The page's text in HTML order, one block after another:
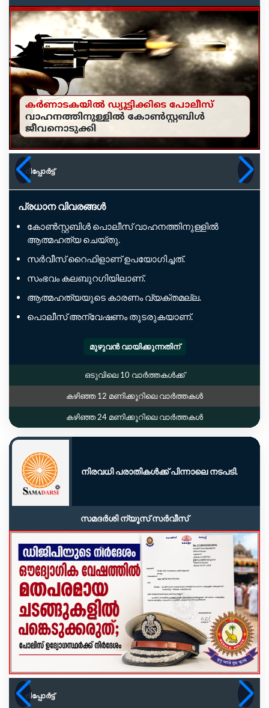
റിപ്പോര്‍ട്ട്
പ്രധാന വിവരങ്ങൾ
കോൺസ്റ്റബിൾ പൊലീസ് വാഹനത്തിനുള്ളിൽ
ആത്മഹത്യ ചെയ്തു.
സർവീസ് റൈഫിളാണ് ഉപയോഗിച്ചത്.
സംഭവം കലബുറഗിയിലാണ്.
ആത്മഹത്യയുടെ കാരണം വ്യക്തമല്ല.
പൊലീസ് അന്വേഷണം തുടരുകയാണ്.
മുഴുവൻ വായിക്കുന്നതിന്
ഒടുവിലെ 10 വാർത്തകൾക്ക്
കഴിഞ്ഞ 12 മണിക്കൂറിലെ വാർത്തകൾ
കഴിഞ്ഞ 24 മണിക്കൂറിലെ വാർത്തകൾ
നിരവധി പരാതികൾക്ക് പിന്നാലെ നടപടി.
സമദർശി ന്യൂസ് സർവീസ്
റിപ്പോര്‍ട്ട്